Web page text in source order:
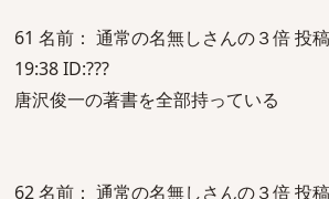
61 名前： 通常の名無しさんの３倍 投
19:38 ID:???
唐沢俊一の著書を全部持っている
62 名前： 通常の名無しさんの３倍 投